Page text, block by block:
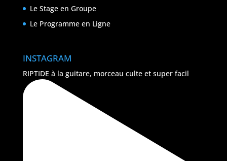
Le Stage en Groupe
Le Programme en Ligne
INSTAGRAM
RIPTIDE à la guitare, morceau culte et super facil